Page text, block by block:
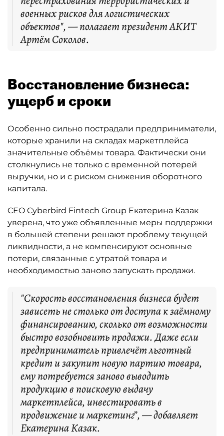
военных рисков для логистических
объектов", — полагает президент АКИТ
Артём Соколов.
Восстановление бизнеса:
ущерб и сроки
Особенно сильно пострадали предприниматели,
которые хранили на складах маркетплейса
значительные объёмы товара. Фактически они
столкнулись не только с временной потерей
выручки, но и с риском снижения оборотного
капитала.
CEO Cyberbird Fintech Group Екатерина Казак
уверена, что уже объявленные меры поддержки
в большей степени решают проблему текущей
ликвидности, а не компенсируют основные
потери, связанные с утратой товара и
необходимостью заново запускать продажи.
"Скорость восстановления бизнеса будет
зависеть не столько от доступа к заёмному
финансированию, сколько от возможности
быстро возобновить продажи. Даже если
предприниматель привлечёт льготный
кредит и закупит новую партию товара,
ему потребуется заново выводить
продукцию в поисковую выдачу
маркетплейса, инвестировать в
продвижение и маркетинг”, — добавляет
Екатерина Казак.